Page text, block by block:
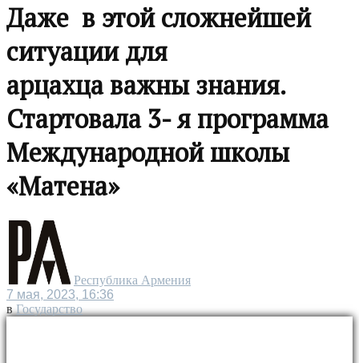
Даже в этой сложнейшей
ситуации для
арцахца важны знания.
Стартовала 3- я программа
Международной школы
«Матена»
Республика Армения
7 мая, 2023, 16:36
в Государство